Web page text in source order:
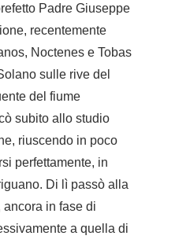
Padre Giuseppe
recentemente
Noctenes e Tobas
sulle rive del
del fiume
subito allo studio
riuscendo in poco
perfettamente, in
Di lì passò alla
ancora in fase di
a quella di